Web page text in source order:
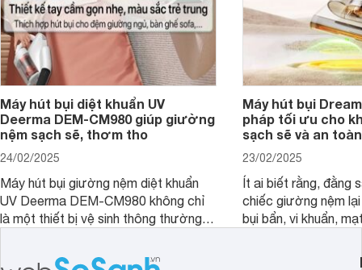
Máy hút bụi diệt khuẩn UV
Deerma DEM-CM980 giúp giường
nệm sạch sẽ, thơm tho
24/02/2025
Máy hút bụi giường nệm diệt khuẩn
UV Deerma DEM-CM980 không chỉ
là một thiết bị vệ sinh thông thường,
thiết kế thông minh, tối ưu hóa trải
Máy hút bụi
pháp tối ưu cho
sạch sẽ và an toàn
23/02/2025
Ít ai biết rằng, đằng
chiếc giường nệm
bụi bẩn, vi khuẩn,
Dreame đã cho ra